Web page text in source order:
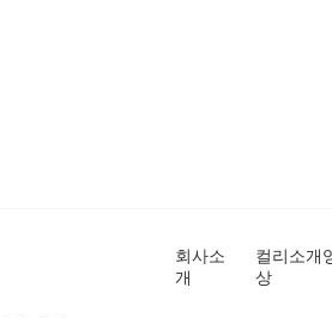
회사소
개
컬리소개
상